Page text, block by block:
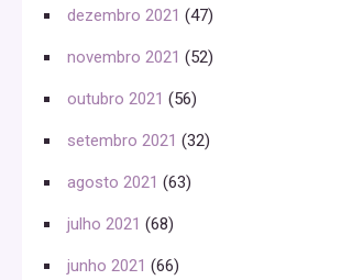
dezembro 2021 (47)
novembro 2021 (52)
outubro 2021 (56)
setembro 2021 (32)
agosto 2021 (63)
julho 2021 (68)
junho 2021 (66)